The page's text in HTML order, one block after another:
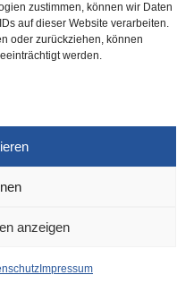
zustimmen, können wir Daten
auf dieser Website verarbeiten.
oder zurückziehen, können
werden.
anzeigen
Impressum
1. November
Klaviermeister« und »der